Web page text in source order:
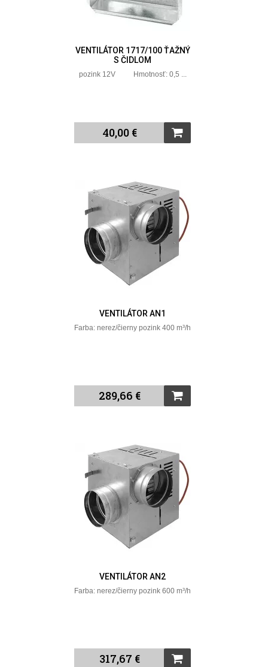
VENTILÁTOR 1717/100 ŤAŽNÝ
S ČIDLOM
pozink 12V Hmotnosť: 0,5 ...
40,00 €
VENTILÁTOR AN1
Farba: nerez/čierny pozink 400 m³/h
289,66 €
VENTILÁTOR AN2
Farba: nerez/čierny pozink 600 m³/h
317,67 €